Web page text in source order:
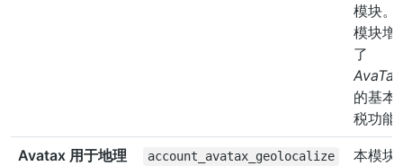
模块。
模块增
了
AvaTax
的基本
税功能
Avatax 用于地理
account_avatax_geolocalize
本模块